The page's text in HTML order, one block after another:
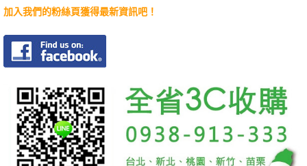
加入我們的粉絲頁獲得最新資訊吧！